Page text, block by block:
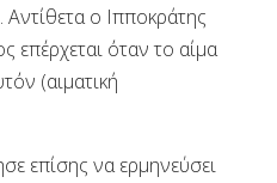
ο Ιπποκράτης
επέρχεται όταν το αίμα
(αιματική
επίσης να ερμηνεύσει